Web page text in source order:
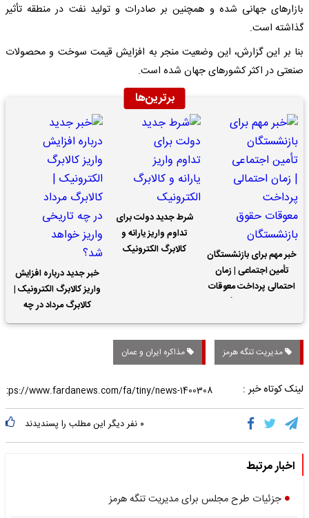
بازارهای جهانی شده و همچنین بر صادرات و تولید نفت در منطقه تأثیر
گذاشته است.
بنا بر این گزارش، این وضعیت منجر به افزایش قیمت سوخت و محصولات
صنعتی در اکثر کشورهای جهان شده است.
برترین‌ها
خبر مهم برای بازنشستگان
تأمین اجتماعی | زمان
احتمالی پرداخت معوقات
شرط جدید دولت برای
تداوم واریز یارانه و
کالابرگ الکترونیک
خبر جدید درباره افزایش
واریز کالابرگ الکترونیک |
کالابرگ مرداد در چه
تاریخی واریز خواهد شد؟
مدیریت تنگه هرمز مذاکره ایران و عمان
لینک کوتاه خبر :
۰ نفر دیگر این مطلب را پسندیدند
اخبار مرتبط
جزئیات طرح مجلس برای مدیریت تنگه هرمز